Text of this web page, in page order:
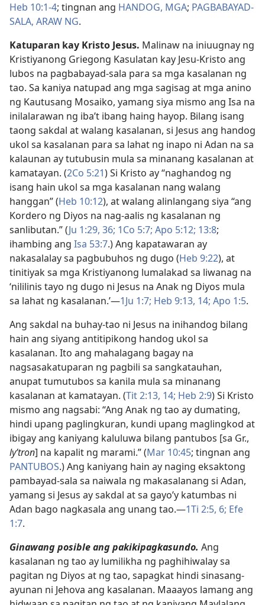
Heb 10:1-4; tingnan ang HANDOG, MGA; PAGBABAYAD-
SALA, ARAW NG.
Katuparan kay Kristo Jesus. Malinaw na iniuugnay ng
Kristiyanong Griegong Kasulatan kay Jesu-Kristo ang
lubos na pagbabayad-sala para sa mga kasalanan ng
tao. Sa kaniya natupad ang mga sagisag at mga anino
ng Kautusang Mosaiko, yamang siya mismo ang Isa na
inilalarawan ng iba’t ibang haing hayop. Bilang isang
taong sakdal at walang kasalanan, si Jesus ang handog
ukol sa kasalanan para sa lahat ng inapo ni Adan na sa
kalaunan ay tutubusin mula sa minanang kasalanan at
kamatayan. (2Co 5:21) Si Kristo ay “naghandog ng
isang hain ukol sa mga kasalanan nang walang
hanggan” (Heb 10:12), at walang alinlangang siya “ang
Kordero ng Diyos na nag-aalis ng kasalanan ng
sanlibutan.” (Ju 1:29, 36; 1Co 5:7; Apo 5:12; 13:8;
ihambing ang Isa 53:7.) Ang kapatawaran ay
nakasalalay sa pagbubuhos ng dugo (Heb 9:22), at
tinitiyak sa mga Kristiyanong lumalakad sa liwanag na
‘nililinis tayo ng dugo ni Jesus na Anak ng Diyos mula
sa lahat ng kasalanan.’​—1Ju 1:7; Heb 9:13, 14; Apo 1:5.
Ang sakdal na buhay-tao ni Jesus na inihandog bilang
hain ang siyang antitipikong handog ukol sa
kasalanan. Ito ang mahalagang bagay na
nagsasakatuparan ng pagbili sa sangkatauhan,
anupat tumutubos sa kanila mula sa minanang
kasalanan at kamatayan. (Tit 2:13, 14; Heb 2:9) Si Kristo
mismo ang nagsabi: “Ang Anak ng tao ay dumating,
hindi upang paglingkuran, kundi upang maglingkod at
ibigay ang kaniyang kaluluwa bilang pantubos [sa Gr.,
lyʹtron] na kapalit ng marami.” (Mar 10:45; tingnan ang
PANTUBOS.) Ang kaniyang hain ay naging eksaktong
pambayad-sala sa naiwala ng makasalanang si Adan,
yamang si Jesus ay sakdal at sa gayo’y katumbas ni
Adan bago nagkasala ang unang tao.​—1Ti 2:5, 6; Efe
1:7.
Ginawang posible ang pakikipagkasundo. Ang
kasalanan ng tao ay lumilikha ng paghihiwalay sa
pagitan ng Diyos at ng tao, sapagkat hindi sinasang-
ayunan ni Jehova ang kasalanan. Maaayos lamang ang